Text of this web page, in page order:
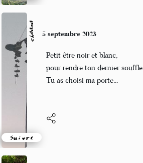
poppys
Suivre
5 septembre 2023
Petit être noir et blanc,
pour rendre ton dernier souffle,
Tu as choisi ma porte...